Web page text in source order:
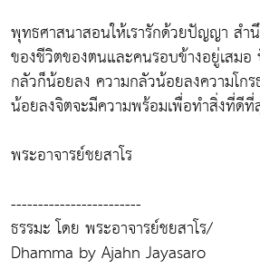
พุทธศาสนาสอนให้เรารักด้วยปัญญา สำ
ของชีวิตของตนและคนรอบข้างอยู่เสม
กลัวก็น้อยลง ความกลัวน้อยลงความโก
น้อยลงจิตจะมีความพร้อมเพื่อทำสิ่งที่ดี
พระอาจารย์ชยสาโร
------------------------
ธรรมะ โดย พระอาจารย์ชยสาโร/
Dhamma by Ajahn Jayasaro